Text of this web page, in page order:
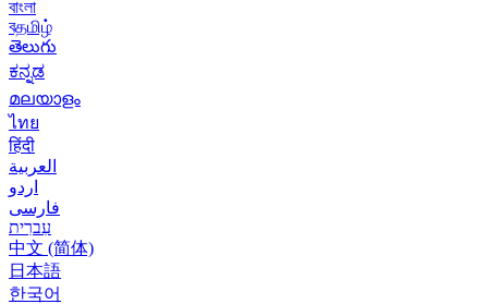
বাংলা
বதமிழ்
తెలుగు
ಕನ್ನಡ
മലയാളം
ไทย
हिंदी
العربية
اردو
فارسی
עִברִית
中文 (简体)
日本語
한국어